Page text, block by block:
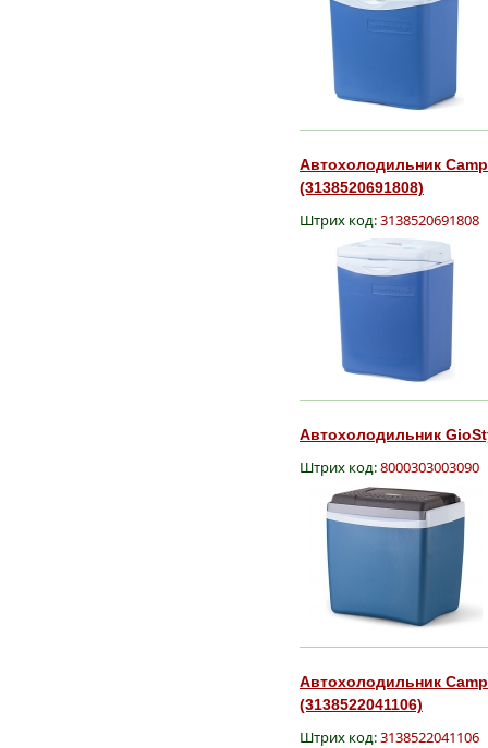
Автохолодильник
(3138520691808)
Штрих код:3138520691808
Автохолодильник
Штрих код:8000303003090
Автохолодильник
(3138522041106)
Штрих код:3138522041106